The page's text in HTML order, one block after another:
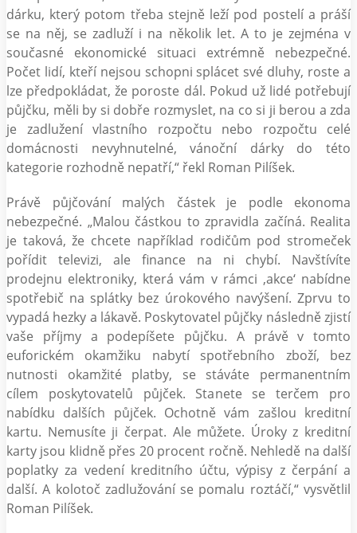
dárku, který potom třeba stejně leží pod postelí a práší
se na něj, se zadluží i na několik let. A to je zejména v
současné ekonomické situaci extrémně nebezpečné.
Počet lidí, kteří nejsou schopni splácet své dluhy, roste a
lze předpokládat, že poroste dál. Pokud už lidé potřebují
půjčku, měli by si dobře rozmyslet, na co si ji berou a zda
je zadlužení vlastního rozpočtu nebo rozpočtu celé
domácnosti nevyhnutelné, vánoční dárky do této
kategorie rozhodně nepatří,“ řekl Roman Pilíšek.
Právě půjčování malých částek je podle ekonoma
nebezpečné. „Malou částkou to zpravidla začíná. Realita
je taková, že chcete například rodičům pod stromeček
pořídit televizi, ale finance na ni chybí. Navštívíte
prodejnu elektroniky, která vám v rámci ‚akce‘ nabídne
spotřebič na splátky bez úrokového navýšení. Zprvu to
vypadá hezky a lákavě. Poskytovatel půjčky následně zjistí
vaše příjmy a podepíšete půjčku. A právě v tomto
euforickém okamžiku nabytí spotřebního zboží, bez
nutnosti okamžité platby, se stáváte permanentním
cílem poskytovatelů půjček. Stanete se terčem pro
nabídku dalších půjček. Ochotně vám zašlou kreditní
kartu. Nemusíte ji čerpat. Ale můžete. Úroky z kreditní
karty jsou klidně přes 20 procent ročně. Nehledě na další
poplatky za vedení kreditního účtu, výpisy z čerpání a
další. A kolotoč zadlužování se pomalu roztáčí,“ vysvětlil
Roman Pilíšek.